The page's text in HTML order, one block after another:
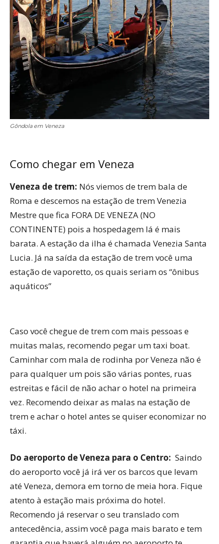
Gôndola em Veneza
Como chegar em Veneza
Veneza de trem: Nós viemos de trem bala de
Roma e descemos na estação de trem Venezia
Mestre que fica FORA DE VENEZA (NO
CONTINENTE) pois a hospedagem lá é mais
barata. A estação da ilha é chamada Venezia Santa
Lucia. Já na saída da estação de trem você uma
estação de vaporetto, os quais seriam os “ônibus
aquáticos”
Caso você chegue de trem com mais pessoas e
muitas malas, recomendo pegar um taxi boat.
Caminhar com mala de rodinha por Veneza não é
para qualquer um pois são várias pontes, ruas
estreitas e fácil de não achar o hotel na primeira
vez. Recomendo deixar as malas na estação de
trem e achar o hotel antes se quiser economizar no
táxi.
Do aeroporto de Veneza para o Centro: Saindo
do aeroporto você já irá ver os barcos que levam
até Veneza, demora em torno de meia hora. Fique
atento à estação mais próxima do hotel.
Recomendo já reservar o seu translado com
antecedência, assim você paga mais barato e tem